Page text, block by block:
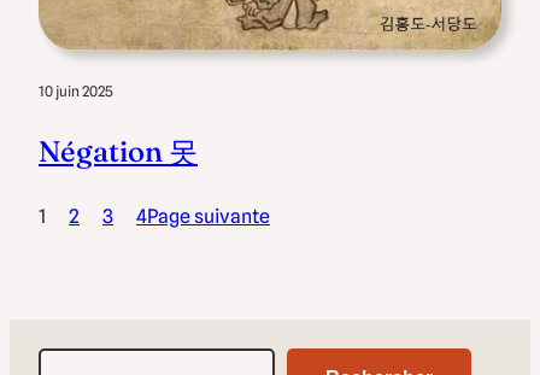
10 juin 2025
Négation 못
1 2 3 4Page suivante